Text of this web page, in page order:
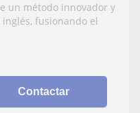
un método innovador y
fusionando el
Contactar